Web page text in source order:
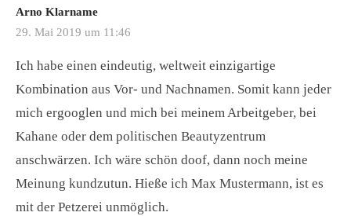
Arno Klarname
29. Mai 2019 um 11:46
Ich habe einen eindeutig, weltweit einzigartige
Kombination aus Vor- und Nachnamen. Somit kann jeder
mich ergooglen und mich bei meinem Arbeitgeber, bei
Kahane oder dem politischen Beautyzentrum
anschwärzen. Ich wäre schön doof, dann noch meine
Meinung kundzutun. Hieße ich Max Mustermann, ist es
mit der Petzerei unmöglich.